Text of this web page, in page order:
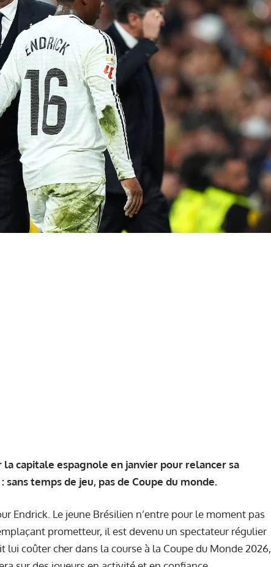
capitale espagnole en janvier pour relancer sa
temps de jeu, pas de Coupe du monde.
Endrick. Le jeune Brésilien n’entre pour le moment pas
prometteur, il est devenu un spectateur régulier
lui coûter cher dans la course à la Coupe du Monde 2026,